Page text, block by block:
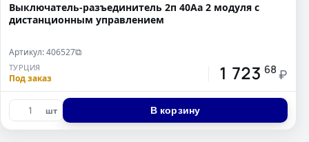
Выключатель-разъединитель 2п 40Аа 2 модуля с
дистанционным управлением
Артикул: 406527⧉
ТУРЦИЯ
Под заказ 1 723 68 ₽
шт В корзину